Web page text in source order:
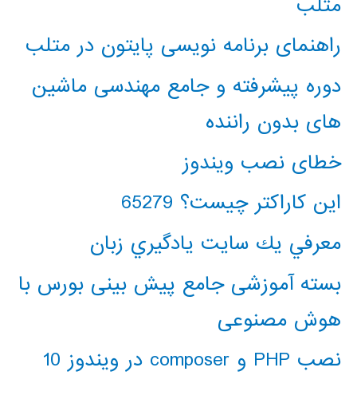
راهنمای برنامه نویسی پایتون در متلب
دوره پیشرفته و جامع مهندسی ماشین
های بدون راننده
خطای نصب ویندوز
این کاراکتر چیست؟ 65279
معرفي يك سايت يادگيري زبان
بسته آموزشی جامع پیش بینی بورس با
هوش مصنوعی
نصب PHP و composer در ویندوز 10